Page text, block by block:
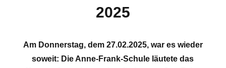
2025
Am Donnerstag, dem 27.02.2025, war es wieder
soweit: Die Anne-Frank-Schule läutete das